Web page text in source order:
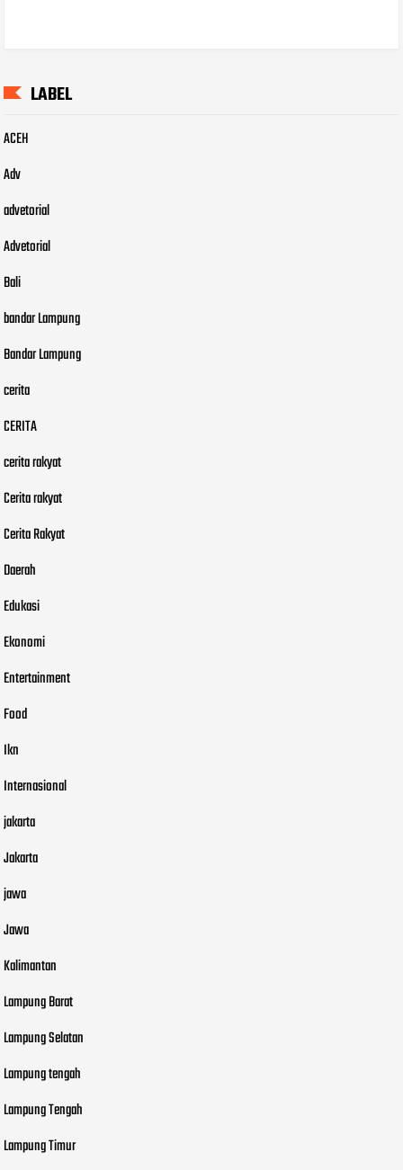
LABEL
ACEH
Adv
advetorial
Advetorial
Bali
bandar Lampung
Bandar Lampung
cerita
CERITA
cerita rakyat
Cerita rakyat
Cerita Rakyat
Daerah
Edukasi
Ekonomi
Entertainment
Food
Ikn
Internasional
jakarta
Jakarta
jawa
Jawa
Kalimantan
Lampung Barat
Lampung Selatan
Lampung tengah
Lampung Tengah
Lampung Timur